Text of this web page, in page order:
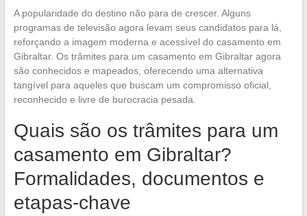
A popularidade do destino não para de crescer. Alguns
programas de televisão agora levam seus candidatos para lá,
reforçando a imagem moderna e acessível do casamento em
Gibraltar. Os trâmites para um casamento em Gibraltar agora
são conhecidos e mapeados, oferecendo uma alternativa
tangível para aqueles que buscam um compromisso oficial,
reconhecido e livre de burocracia pesada.
Quais são os trâmites para um
casamento em Gibraltar?
Formalidades, documentos e
etapas-chave